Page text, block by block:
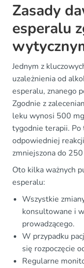
Zasady
esperalu
Jednym z
uzależnienia od
esperalu, znanego
Zgodnie z
leku wynosi 500
tygodnie terapii. Po
odpowiedniej
zmniejszona do
Oto kilka ważnych
esperalu:
Wszystkie
konsultowane i
prowadzącego.
W przypadku
się rozpoczęcie
Regularne